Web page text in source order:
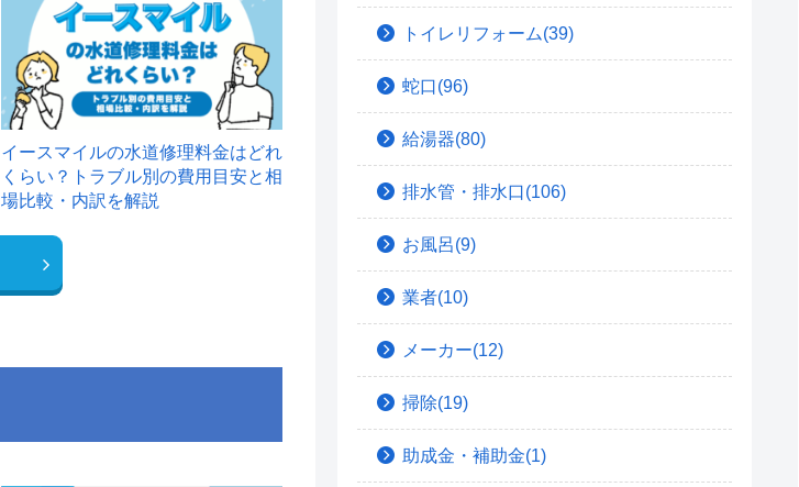
イースマイルの水道修理料金はどれ
くらい？トラブル別の費用目安と相
場比較・内訳を解説
トイレリフォーム(39)
蛇口(96)
給湯器(80)
排水管・排水口(106)
お風呂(9)
業者(10)
メーカー(12)
掃除(19)
助成金・補助金(1)